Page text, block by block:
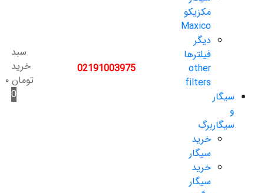
مکزیکو
Maxico
دیگر
فیلترها
other
filters
سیگار
و
سیگاربرگ
خرید
سیگار
خرید
سیگار
02191003975
سبد
خرید
تومان۰
0